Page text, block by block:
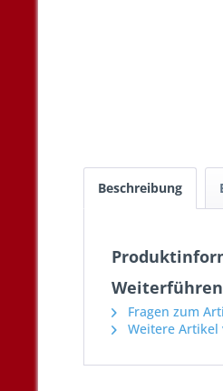
Beschreibung
Fragen zum
Weitere Artikel